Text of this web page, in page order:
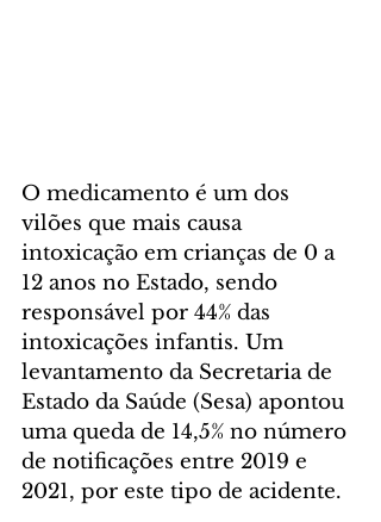
O medicamento é um dos
vilões que mais causa
intoxicação em crianças de 0 a
12 anos no Estado, sendo
responsável por 44% das
intoxicações infantis. Um
levantamento da Secretaria de
Estado da Saúde (Sesa) apontou
uma queda de 14,5% no número
de notificações entre 2019 e
2021, por este tipo de acidente.